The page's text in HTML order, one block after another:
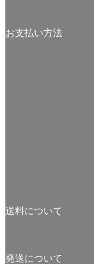
お支払い方法
送料について
発送について